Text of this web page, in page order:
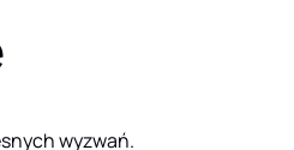
wyzwań.